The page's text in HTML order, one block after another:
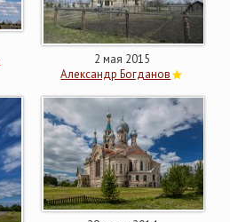
2 мая 2015
Александр Богданов